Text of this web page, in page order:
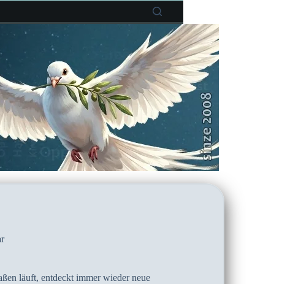
läuft, entdeckt immer wieder neue